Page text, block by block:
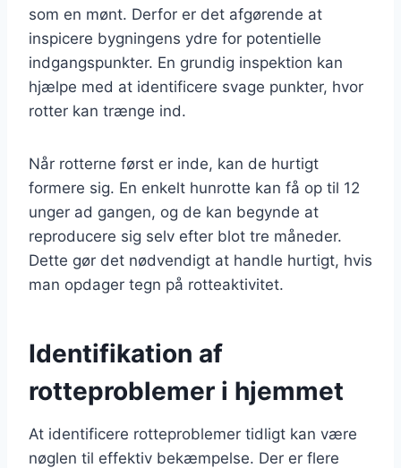
som en mønt. Derfor er det afgørende at
inspicere bygningens ydre for potentielle
indgangspunkter. En grundig inspektion kan
hjælpe med at identificere svage punkter, hvor
rotter kan trænge ind.
Når rotterne først er inde, kan de hurtigt
formere sig. En enkelt hunrotte kan få op til 12
unger ad gangen, og de kan begynde at
reproducere sig selv efter blot tre måneder.
Dette gør det nødvendigt at handle hurtigt, hvis
man opdager tegn på rotteaktivitet.
Identifikation af
rotteproblemer i hjemmet
At identificere rotteproblemer tidligt kan være
nøglen til effektiv bekæmpelse. Der er flere